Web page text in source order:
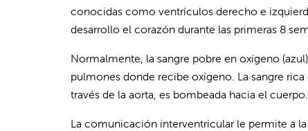
conocidas como ventrículos derecho e
desarrollo el corazón durante las primeras 8
Normalmente, la sangre pobre en oxígeno
pulmones donde recibe oxígeno. La sangre
través de la aorta, es bombeada hacia el cuerpo.
La comunicación interventricular le permite a